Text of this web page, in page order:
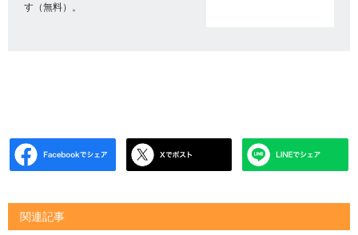
す（無料）。
関連記事